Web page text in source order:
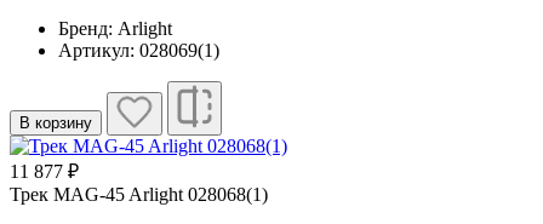
Бренд: Arlight
Артикул: 028069(1)
В корзину
11 877 ₽
Трек MAG-45 Arlight 028068(1)